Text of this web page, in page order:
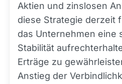
Aktien und zinslosen
diese Strategie derzeit
das Unternehmen eine
Stabilität
Erträge zu
Anstieg der